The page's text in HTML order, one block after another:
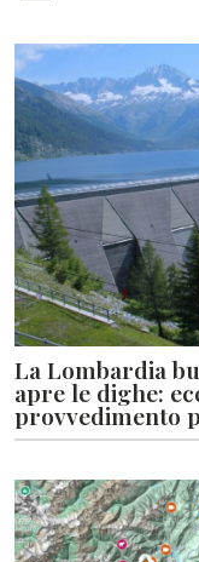
La Lombardia
apre le dighe:
provvedimento